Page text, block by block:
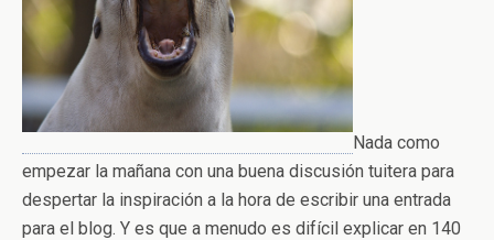
Nada como
empezar la mañana con una buena discusión tuitera para
despertar la inspiración a la hora de escribir una entrada
para el blog. Y es que a menudo es difícil explicar en 140